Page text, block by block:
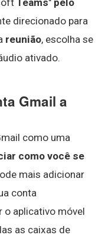
direcionado para
reunião, escolha se
ativado.
Gmail a
como uma
como você se
mais adicionar
conta
o aplicativo móvel
as caixas de